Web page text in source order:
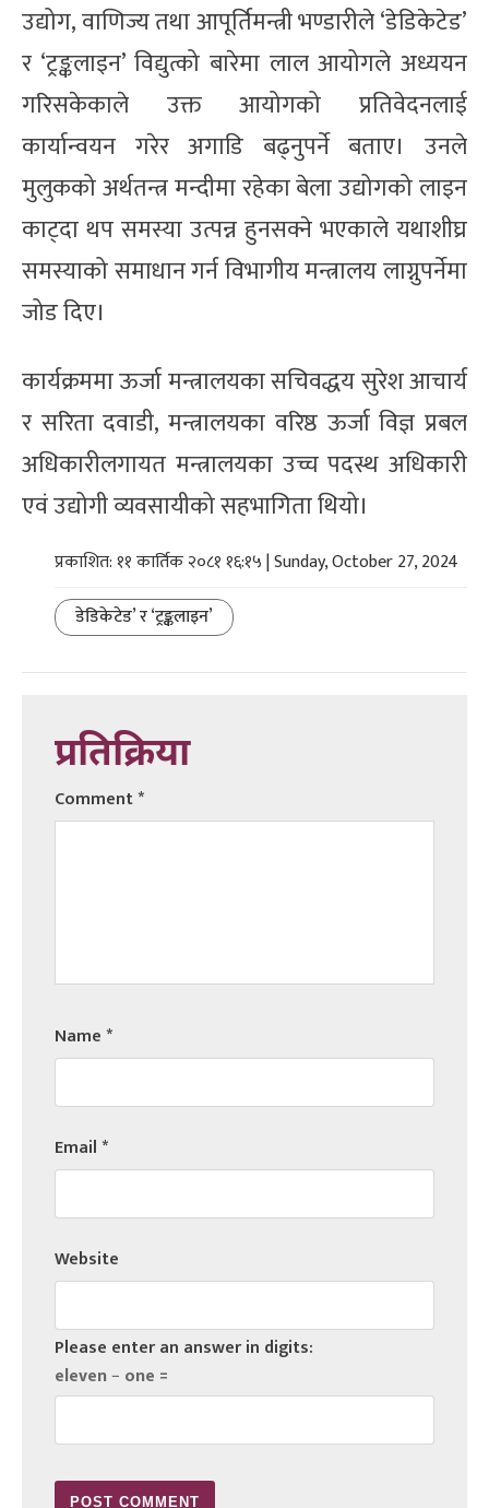
उद्योग, वाणिज्य तथा आपूर्तिमन्त्री भण्डारीले ‘डेडिकेटेड’
र ‘ट्रङ्कलाइन’ विद्युत्को बारेमा लाल आयोगले अध्ययन
गरिसकेकाले उक्त आयोगको प्रतिवेदनलाई
कार्यान्वयन गरेर अगाडि बढ्नुपर्ने बताए। उनले
मुलुकको अर्थतन्त्र मन्दीमा रहेका बेला उद्योगको लाइन
काट्दा थप समस्या उत्पन्न हुनसक्ने भएकाले यथाशीघ्र
समस्याको समाधान गर्न विभागीय मन्त्रालय लाग्नुपर्नेमा
जोड दिए।
कार्यक्रममा ऊर्जा मन्त्रालयका सचिवद्धय सुरेश आचार्य
र सरिता दवाडी, मन्त्रालयका वरिष्ठ ऊर्जा विज्ञ प्रबल
अधिकारीलगायत मन्त्रालयका उच्च पदस्थ अधिकारी
एवं उद्योगी व्यवसायीको सहभागिता थियो।
प्रकाशित: ११ कार्तिक २०८१ १६:१५ | Sunday, October 27, 2024
डेडिकेटेड’ र ‘ट्रङ्कलाइन’
प्रतिक्रिया
Comment*
Name*
Email*
Website
Please enter an answer in digits:
eleven − one =